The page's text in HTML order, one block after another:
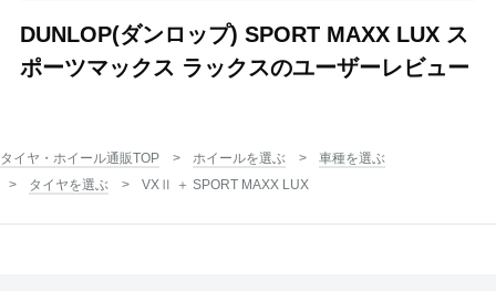
DUNLOP(ダンロップ) SPORT MAXX LUX ス
ポーツマックス ラックスのユーザーレビュー
タイヤ・ホイール通販TOP ホイールを選ぶ
車種を選ぶ
タイヤを選ぶ
VXⅡ ＋ SPORT MAXX LUX